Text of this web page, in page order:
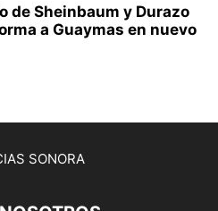
de Sheinbaum y Durazo
a Guaymas en nuevo